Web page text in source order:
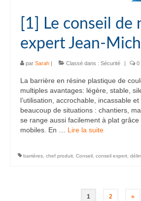
[1] Le conseil de
expert Jean-
par Sarah | Classé dans : Sécurité | 0
La barrière en résine plastique de
multiples avantages: légère, stable,
l’utilisation, accrochable, incassable
beaucoup de situations : chantiers,
se range aussi facilement à plat grâce
mobiles. En … Lire la suite­­
barrières chef produit Conseil conseil expert
1 2 »